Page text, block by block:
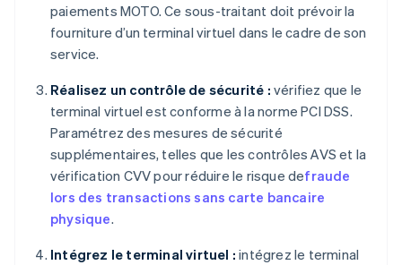
paiements MOTO. Ce sous-traitant doit prévoir la
fourniture d’un terminal virtuel dans le cadre de son
service.
Réalisez un contrôle de sécurité : vérifiez que le
terminal virtuel est conforme à la norme PCI DSS.
Paramétrez des mesures de sécurité
supplémentaires, telles que les contrôles AVS et la
vérification CVV pour réduire le risque defraude
lors des transactions sans carte bancaire
physique.
Intégrez le terminal virtuel : intégrez le terminal